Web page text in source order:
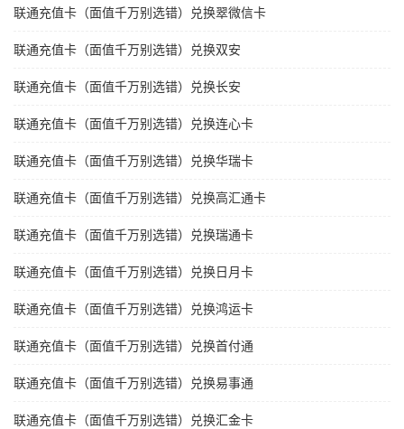
联通充值卡（面值千万别选错）兑换翠微信卡
联通充值卡（面值千万别选错）兑换双安
联通充值卡（面值千万别选错）兑换长安
联通充值卡（面值千万别选错）兑换连心卡
联通充值卡（面值千万别选错）兑换华瑞卡
联通充值卡（面值千万别选错）兑换高汇通卡
联通充值卡（面值千万别选错）兑换瑞通卡
联通充值卡（面值千万别选错）兑换日月卡
联通充值卡（面值千万别选错）兑换鸿运卡
联通充值卡（面值千万别选错）兑换首付通
联通充值卡（面值千万别选错）兑换易事通
联通充值卡（面值千万别选错）兑换汇金卡